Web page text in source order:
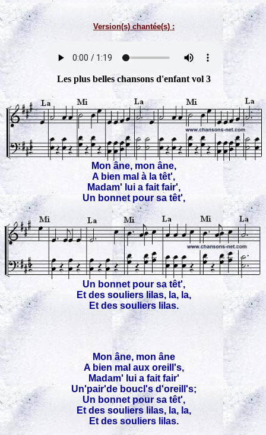
Version(s) chantée(s) :
Les plus belles chansons d'enfant vol 3
Mon âne, mon âne,
A bien mal à la têt',
Madam' lui a fait fair',
Un bonnet pour sa têt',
Un bonnet pour sa têt',
Et des souliers lilas, la, la,
Et des souliers lilas.
Mon âne, mon âne
A bien mal aux oreill's,
Madam' lui a fait fair'
Un'pair'de boucl's d'oreill's;
Un bonnet pour sa têt',
Et des souliers lilas, la, la,
Et des souliers lilas.